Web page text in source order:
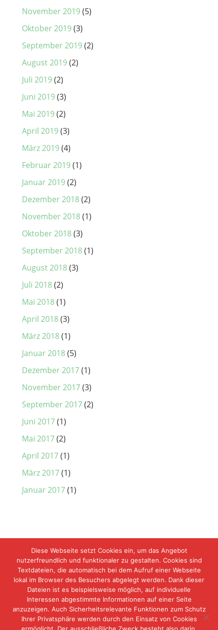
November 2019(5)
Oktober 2019(3)
September 2019(2)
August 2019(2)
Juli 2019(2)
Juni 2019(3)
Mai 2019(2)
April 2019(3)
März 2019(4)
Februar 2019(1)
Januar 2019(2)
Dezember 2018(2)
November 2018(1)
Oktober 2018(3)
September 2018(1)
August 2018(3)
Juli 2018(2)
Mai 2018(1)
April 2018(3)
März 2018(1)
Januar 2018(5)
Dezember 2017(1)
November 2017(3)
September 2017(2)
Juni 2017(1)
Mai 2017(2)
April 2017(1)
März 2017(1)
Januar 2017(1)
Diese Webseite setzt Cookies ein, um das Angebot
nutzerfreundlich und funktionaler zu gestalten. Cookies sind
Textdateien, die automatisch bei dem Aufruf einer Webseite
lokal im Browser des Besuchers abgelegt werden. Dank dieser
Dateien ist es beispielsweise möglich, auf individuelle
Interessen abgestimmte Informationen auf einer Seite
anzuzeigen. Auch Sicherheitsrelevante Funktionen zum Schutz
Ihrer Privatsphäre werden durch den Einsatz von Cookies